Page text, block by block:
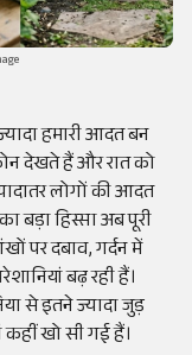
हमारी आदत बन
देखते हैं और रात को
लोगों की आदत
बड़ा हिस्सा अब पूरी
पर दबाव, गर्दन में
बढ़ रही हैं।
से इतने ज्यादा जुड़
खो सी गई हैं।